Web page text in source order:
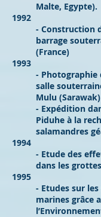
Malte, Egypte).
1992
- Construction
barrage
(France)
1993
- Photographie
salle
Mulu
- Expédition
Piduhe à la
salamandres
1994
- Etude des
dans les
1995
- Etudes sur
marines grâce